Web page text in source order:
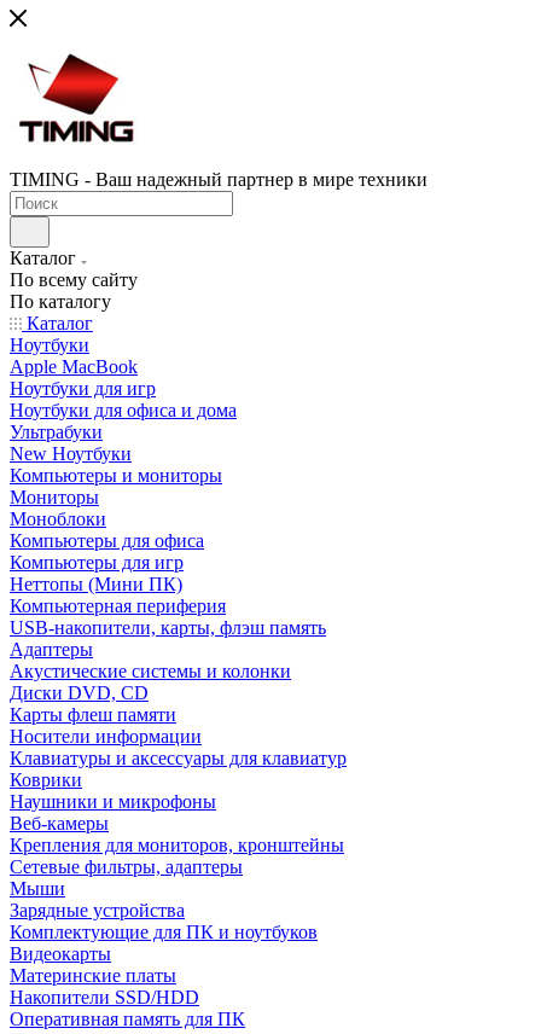
TIMING - Ваш надежный партнер в мире техники
Каталог
По всему сайту
По каталогу
Каталог
Ноутбуки
Apple MacBook
Ноутбуки для игр
Ноутбуки для офиса и дома
Ультрабуки
New Ноутбуки
Компьютеры и мониторы
Мониторы
Моноблоки
Компьютеры для офиса
Компьютеры для игр
Неттопы (Мини ПК)
Компьютерная периферия
USB-накопители, карты, флэш память
Адаптеры
Акустические системы и колонки
Диски DVD, CD
Карты флеш памяти
Носители информации
Клавиатуры и аксессуары для клавиатур
Коврики
Наушники и микрофоны
Веб-камеры
Крепления для мониторов, кронштейны
Сетевые фильтры, адаптеры
Мыши
Зарядные устройства
Комплектующие для ПК и ноутбуков
Видеокарты
Материнские платы
Накопители SSD/HDD
Оперативная память для ПК